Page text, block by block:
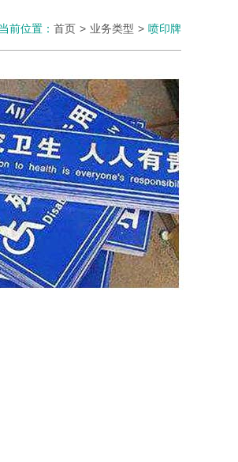
前位置： 首页 业务类型 喷印牌